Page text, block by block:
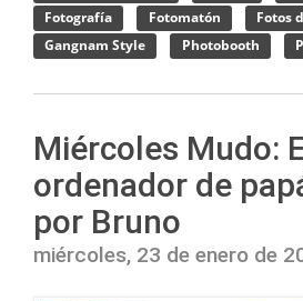
Fotografía
Fotomatón
Fotos
Gangnam Style
Photobooth
Miércoles Mudo:
ordenador de
por Bruno
miércoles, 23 de enero de